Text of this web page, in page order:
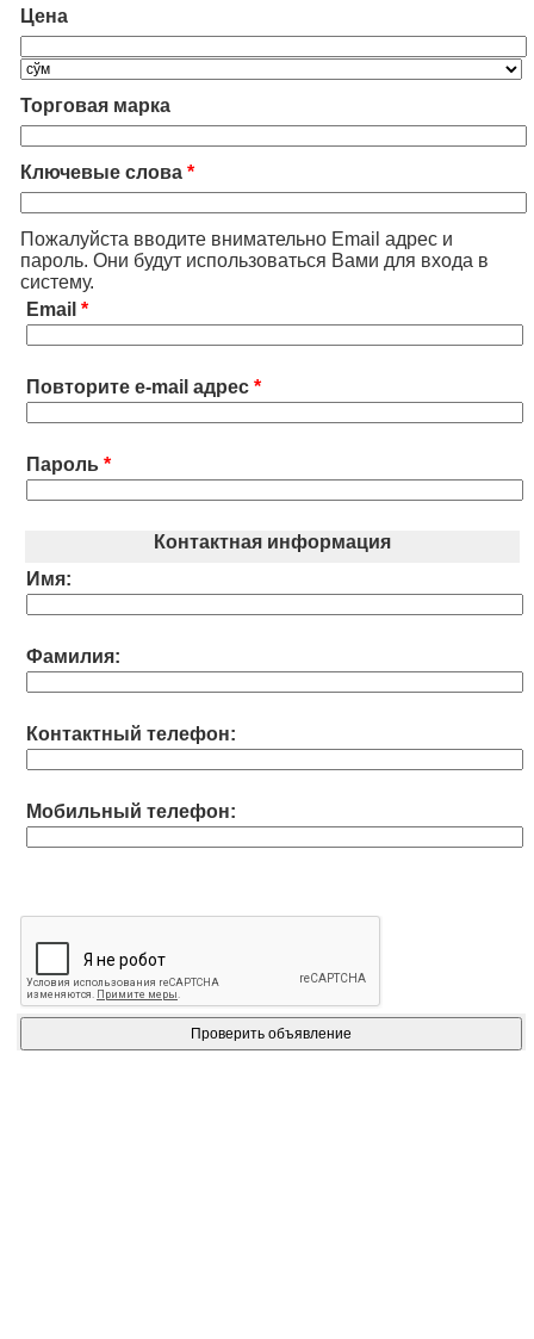
Цена
Торговая марка
Ключевые слова *
Пожалуйста вводите внимательно Email адрес и
пароль. Они будут использоваться Вами для входа в
систему.
Email *
Повторите e-mail адрес *
Пароль *
Контактная информация
Имя:
Фамилия:
Контактный телефон:
Мобильный телефон: